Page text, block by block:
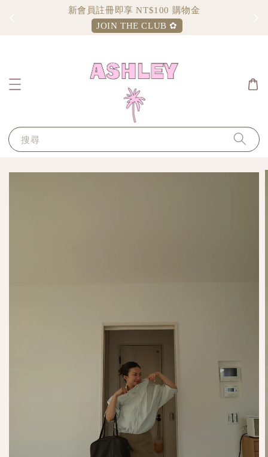
新會員註冊即享 NT$100 購物金
JOIN THE CLUB ✿
搜尋